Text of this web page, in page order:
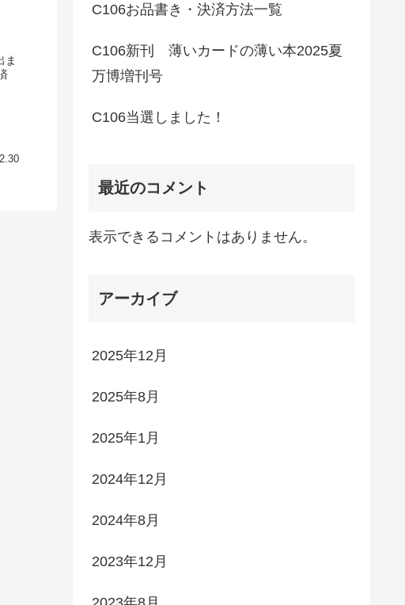
ま
C106お品書き・決済方法一覧
C106新刊 薄いカードの薄い本2025夏
万博増刊号
C106当選しました！
最近のコメント
表示できるコメントはありません。
アーカイブ
2025年12月
2025年8月
2025年1月
2024年12月
2024年8月
2023年12月